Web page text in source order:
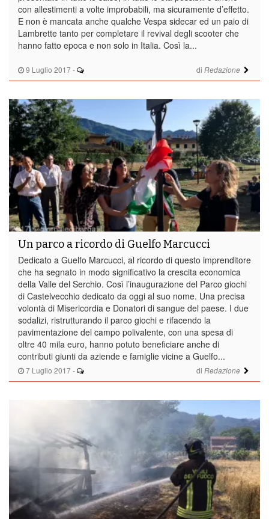
9 Luglio 2017 - di Redazione
con allestimenti a volte improbabili, ma sicuramente d’effetto.
E non è mancata anche qualche Vespa sidecar ed un paio di
Lambrette tanto per completare il revival degli scooter che
hanno fatto epoca e non solo in Italia. Così la...
7 Luglio 2017 - di Redazione
Un parco a ricordo di Guelfo Marcucci
Dedicato a Guelfo Marcucci, al ricordo di questo imprenditore
che ha segnato in modo significativo la crescita economica
della Valle del Serchio. Così l’inaugurazione del Parco giochi
di Castelvecchio dedicato da oggi al suo nome. Una precisa
volontà di Misericordia e Donatori di sangue del paese. I due
sodalizi, ristrutturando il parco giochi e rifacendo la
pavimentazione del campo polivalente, con una spesa di
oltre 40 mila euro, hanno potuto beneficiare anche di
contributi giunti da aziende e famiglie vicine a Guelfo...